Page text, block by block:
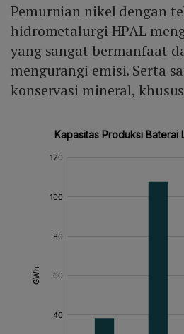
Pemurnian nikel dengan
hidrometalurgi HPAL
yang sangat bermanfaat
mengurangi emisi. Serta
konservasi mineral,